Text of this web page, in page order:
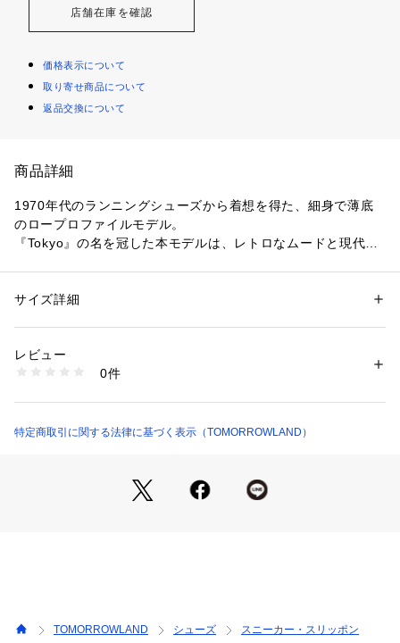
店舗在庫を確認
価格表示について
取り寄せ商品について
返品交換について
商品詳細
1970年代のランニングシューズから着想を得た、細身で薄底
のロープロファイルモデル。
『Tokyo』の名を冠した本モデルは、レトロなムードと現代的
ージライクでありながら都会的な印象を演出。
ています。
平日から週末まで、さまざまなカジュアルスタイルに自然と溶
〈adidas Originals（アディダスオリジナルス）〉
1972年から1996年まで「adidas社」のカンパニーロゴであっ
たトレフォイルロゴをシンボルマークとし、アディダスの歴史
性別：レディース
素材：アッパー：天然皮革　アウトソール：ゴム底
商品番号：
33016201609 （ショップ）
サイズ詳細
レビュー
0件
特定商取引に関する法律に基づく表示（TOMORROWLAND）
TOMORROWLAND シューズ
スニーカー・スリッポン